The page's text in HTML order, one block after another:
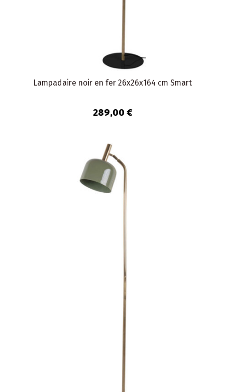
Lampadaire noir en fer 26x26x164 cm Smart
289,00 €